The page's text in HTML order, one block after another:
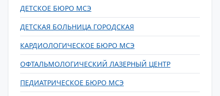
ДЕТСКОЕ БЮРО МСЭ
ДЕТСКАЯ БОЛЬНИЦА ГОРОДСКАЯ
КАРДИОЛОГИЧЕСКОЕ БЮРО МСЭ
ОФТАЛЬМОЛОГИЧЕСКИЙ ЛАЗЕРНЫЙ ЦЕНТР
ПЕДИАТРИЧЕСКОЕ БЮРО МСЭ